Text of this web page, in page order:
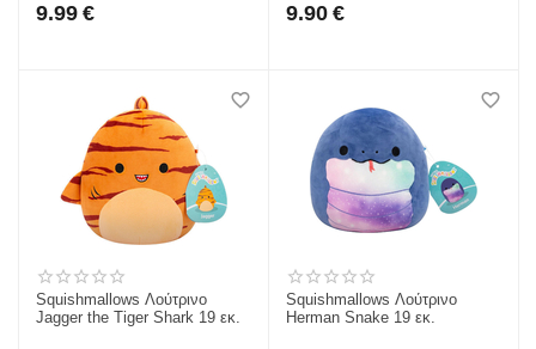
9.99 € 9.90 €
Squishmallows Λούτρινο
Jagger the Tiger Shark 19 εκ.
Squishmallows Λούτρινο
Herman Snake 19 εκ.